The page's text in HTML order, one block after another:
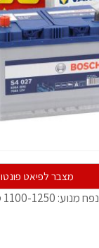
מצבר לפיאט פונטו
נפח מנוע: 1100-1250 סמ“ק